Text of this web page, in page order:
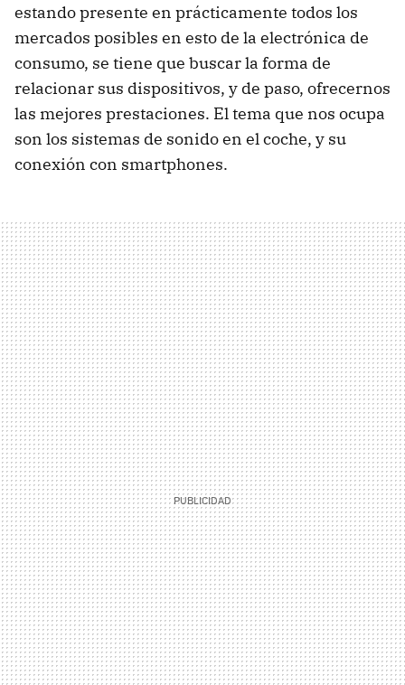
estando presente en prácticamente todos los
mercados posibles en esto de la electrónica de
consumo, se tiene que buscar la forma de
relacionar sus dispositivos, y de paso, ofrecernos
las mejores prestaciones. El tema que nos ocupa
son los sistemas de sonido en el coche, y su
conexión con smartphones.